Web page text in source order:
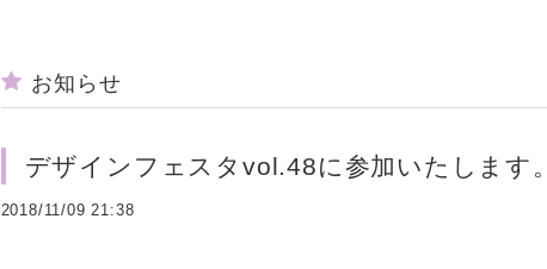
お知らせ
デザインフェスタvol.48に参加いたします。
2018/11/09 21:38